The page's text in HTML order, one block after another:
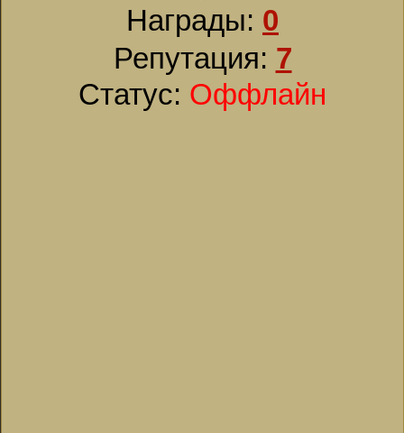
Награды: 0
Репутация: 7
Статус: Оффлайн